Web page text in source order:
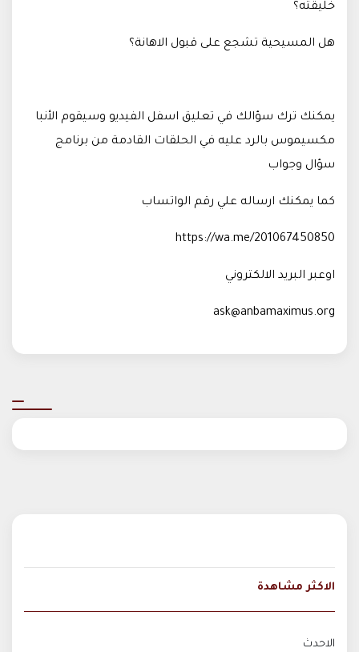
خليقته؟
هل المسيحية تشجع على قبول الاهانة؟
يمكنك ترك سؤالك في تعليق اسفل الفيديو وسيقوم الأنبا
مكسيموس بالرد عليه في الحلقات القادمة من برنامج
سؤال وجواب
كما يمكنك ارساله علي رقم الواتساب
https://wa.me/201067450850
اوعبر البريد الالكتروني
ask@anbamaximus.org
الاكثر مشاهدة
الاحدث